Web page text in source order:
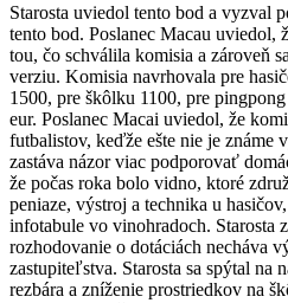
Starosta uviedol tento bod a vyzval
tento bod. Poslanec Macau uviedol,
tou, čo schválila komisia a zároveň
verziu. Komisia navrhovala pre
1500, pre škôlku 1100, pre
eur. Poslanec Macai uviedol, že
futbalistov, keďže ešte nie je známe
zastáva názor viac podporovať
že počas roka bolo vidno, ktoré
peniaze, výstroj a technika u
infotabule vo vinohradoch. Starosta
rozhodovanie o dotáciách necháva
zastupiteľstva. Starosta sa spýtal na
rezbára a zníženie prostriedkov na